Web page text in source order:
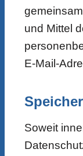
und Mittel
E-Mail-
Soweit